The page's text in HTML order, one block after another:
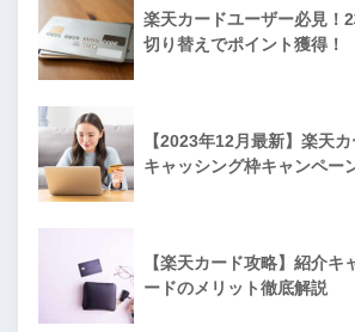
楽天カードユーザー必見！
切り替えでポイント獲得！
【2023年12月最新】楽天
キャッシング枠キャンペー
【楽天カード攻略】紹介キ
ードのメリット徹底解説